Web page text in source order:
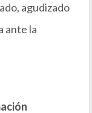
agudizado
ante la